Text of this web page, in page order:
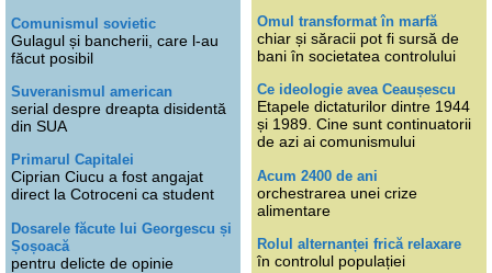
Comunismul sovietic
Gulagul și bancherii, care l-au
făcut posibil
Suveranismul american
serial despre dreapta disidentă
din SUA
Primarul Capitalei
Ciprian Ciucu a fost angajat
direct la Cotroceni ca student
Dosarele făcute lui Georgescu și
Șoșoacă
pentru delicte de opinie
Omul transformat în marfă
chiar și săracii pot fi sursă de
bani în societatea controlului
Ce ideologie avea Ceaușescu
Etapele dictaturilor dintre 1944
și 1989. Cine sunt continuatorii
de azi ai comunismului
Acum 2400 de ani
orchestrarea unei crize
alimentare
Rolul alternanței frică relaxare
în controlul populației